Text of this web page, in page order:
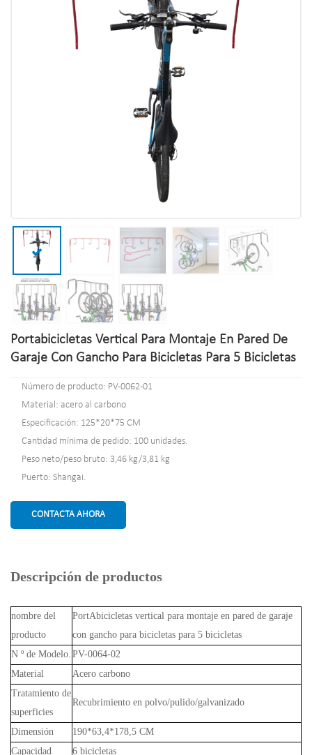
Portabicicletas Vertical Para Montaje En Pared De
Garaje Con Gancho Para Bicicletas Para 5 Bicicletas
Número de producto: PV-0062-01
Material: acero al carbono
Especificación: 125*20*75 CM
Cantidad mínima de pedido: 100 unidades.
Peso neto/peso bruto: 3,46 kg/3,81 kg
Puerto: Shangai.
CONTACTA AHORA
Descripción de productos
nombre del
producto
PortAbicicletas vertical para montaje en pared de garaje
con gancho para bicicletas para 5 bicicletas
N º de Modelo. PV-0064-02
Material
Acero carbono
Tratamiento de
superficies
Recubrimiento en polvo/pulido/galvanizado
Dimensión
190*63,4*178,5 CM
Capacidad
6 bicicletas